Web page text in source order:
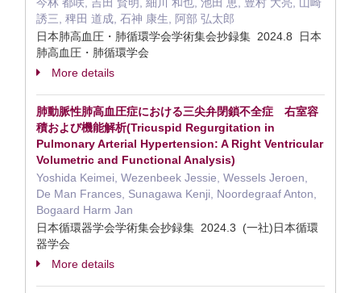
誘三, 稗田 道成, 石神 康生, 阿部 弘太郎
日本肺高血圧・肺循環学会学術集会抄録集 2024.8 日本
肺高血圧・肺循環学会
More details
肺動脈性肺高血圧症における三尖弁閉鎖不全症 右室容
積および機能解析(Tricuspid Regurgitation in
Pulmonary Arterial Hypertension: A Right Ventricular
Volumetric and Functional Analysis)
Yoshida Keimei, Wezenbeek Jessie, Wessels Jeroen,
De Man Frances, Sunagawa Kenji, Noordegraaf Anton,
Bogaard Harm Jan
日本循環器学会学術集会抄録集 2024.3 (一社)日本循環
器学会
More details